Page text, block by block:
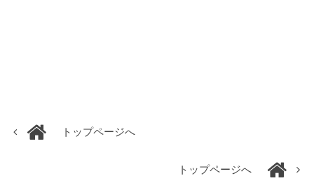
トップページへ
トップページへ